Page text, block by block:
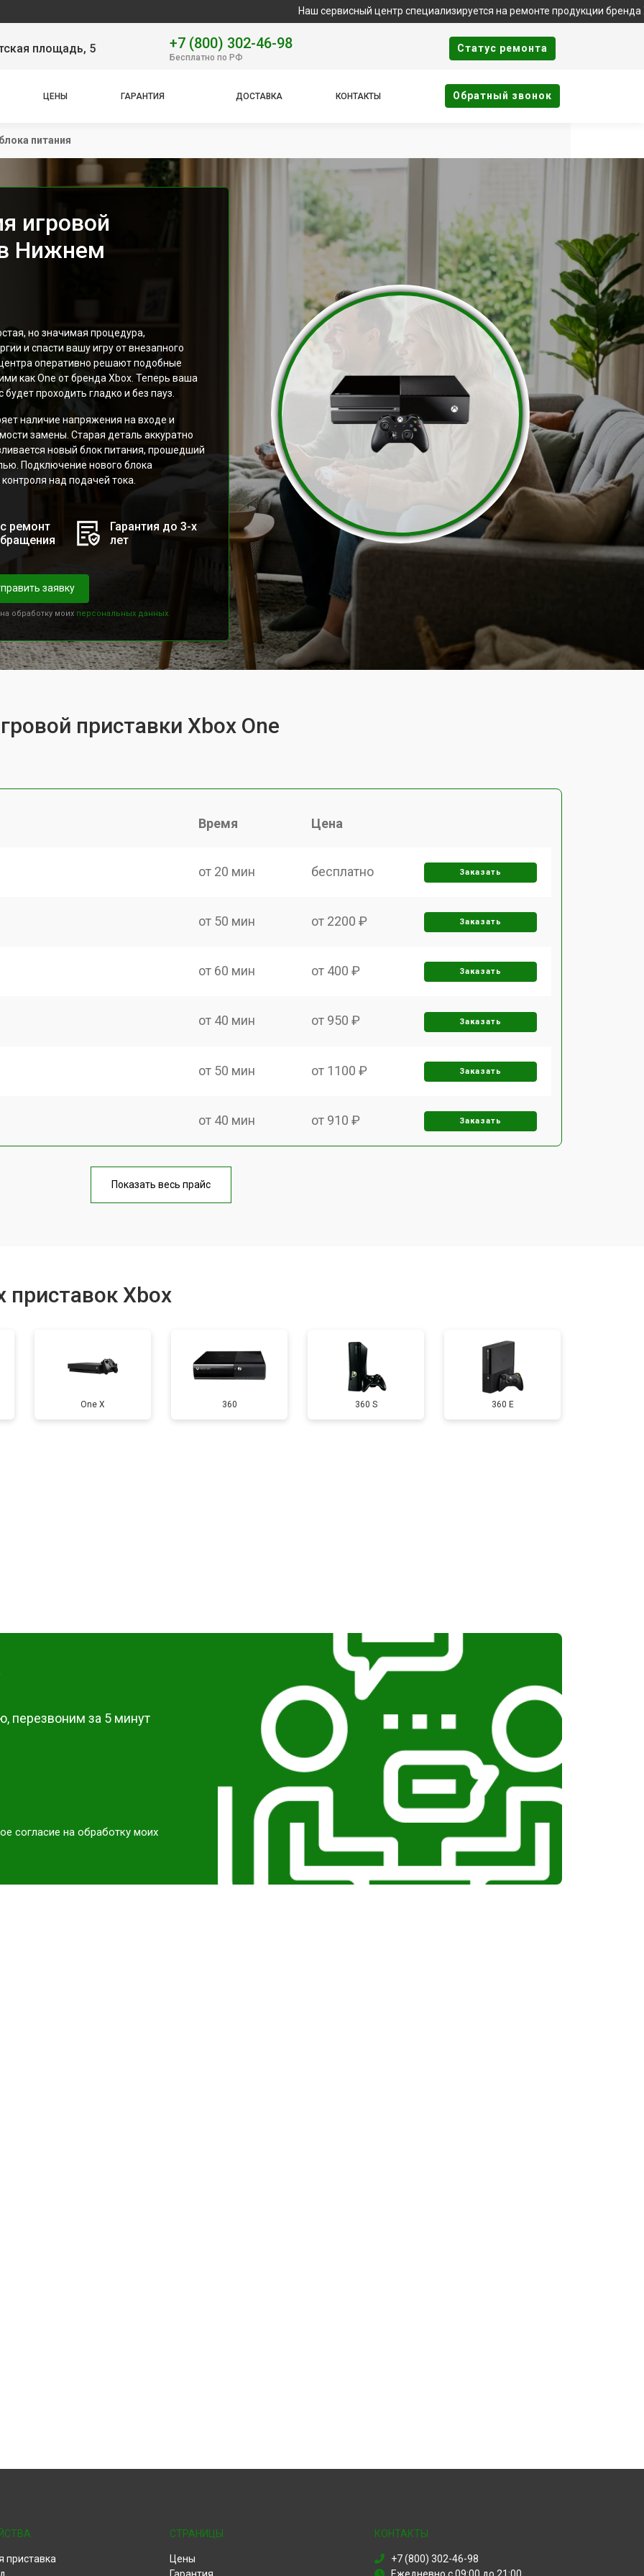
Наш сервисный центр специализируется на ремонте продукции бренда Xbox.
площадь, 5 +7 (800) 302-46-98
Бесплатно по РФ
Cтатус ремонта
ЦЕНЫ ГАРАНТИЯ ДОСТАВКА КОНТАКТЫ Oбратный звонок
питания
игровой
Нижнем
но значимая процедура,
и спасти вашу игру от внезапного
оперативно решают подобные
как One от бренда Xbox. Теперь ваша
проходить гладко и без пауз.
наличие напряжения на входе и
замены. Старая деталь аккуратно
новый блок питания, прошедший
Подключение нового блока
над подачей тока.
ремонт
Гарантия до 3-х
лет
заявку
обработку моих персональных данных.
приставки Xbox One
Время Цена
от 20 мин бесплатно Заказать
от 50 мин от 2200 ₽ Заказать
от 60 мин от 400 ₽ Заказать
от 40 мин от 950 ₽ Заказать
от 50 мин от 1100 ₽ Заказать
от 40 мин от 910 ₽ Заказать
от 60 мин
от 60 мин от 550 ₽ Заказать
от 40 мин от 650 ₽ Заказать
от 1100 ₽
от 750 ₽ Заказать
Показать весь прайс
Xbox
One X 360 360 S 360 E
перезвоним за 5 минут
согласие на обработку моих
приставка
СТРАНИЦЫ
Цены
КОНТАКТЫ
+7 (800) 302-46-98